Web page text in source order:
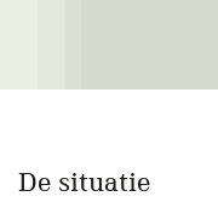
De situatie